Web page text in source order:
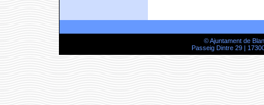
© Ajuntament de
Passeig Dintre 29 |